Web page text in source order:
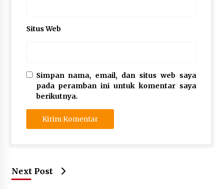
Situs Web
Simpan nama, email, dan situs web saya
pada peramban ini untuk komentar saya
berikutnya.
Next Post